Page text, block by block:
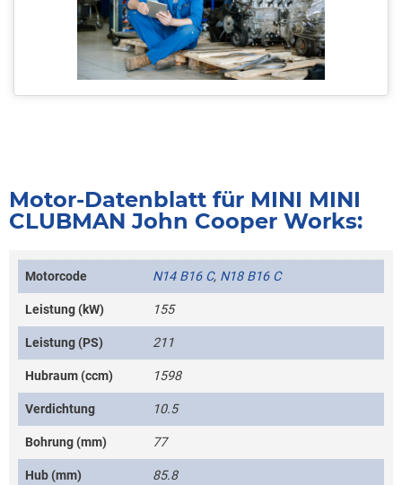
Motor-Datenblatt für MINI MINI
CLUBMAN John Cooper Works:
Motorcode N14 B16 C, N18 B16 C
Leistung (kW) 155
Leistung (PS) 211
Hubraum (ccm) 1598
Verdichtung 10.5
Bohrung (mm) 77
Hub (mm) 85.8